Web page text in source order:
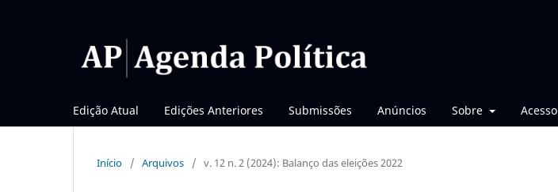
Edição Atual Edições Anteriores Submissões Anúncios Sobre Acesso
Início / Arquivos / v. 12 n. 2 (2024): Balanço das eleições 2022